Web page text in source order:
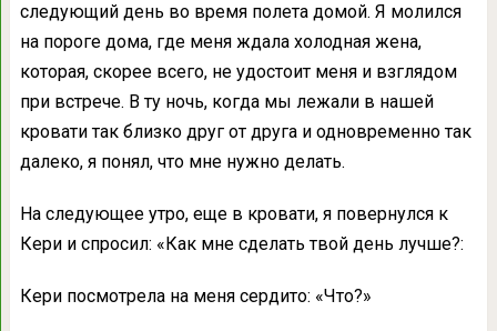
следующий день во время полета домой. Я молился
на пороге дома, где меня ждала холодная жена,
которая, скорее всего, не удостоит меня и взглядом
при встрече. В ту ночь, когда мы лежали в нашей
кровати так близко друг от друга и одновременно так
далеко, я понял, что мне нужно делать.
На следующее утро, еще в кровати, я повернулся к
Кери и спросил: «Как мне сделать твой день лучше?:
Кери посмотрела на меня сердито: «Что?»